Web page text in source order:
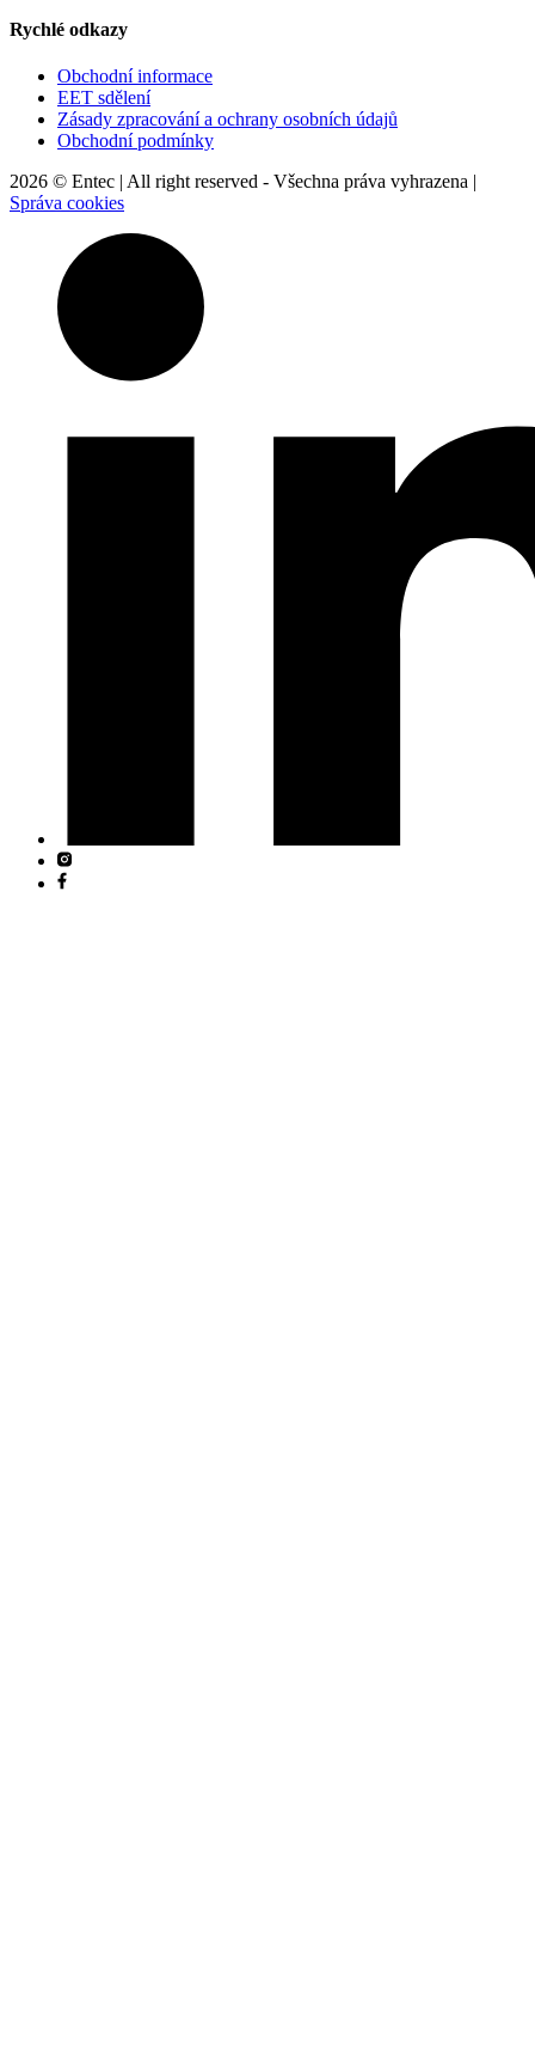
Rychlé odkazy
Obchodní informace
EET sdělení
Zásady zpracování a ochrany osobních údajů
Obchodní podmínky
2026 © Entec | All right reserved - Všechna práva vyhrazena |
Správa cookies